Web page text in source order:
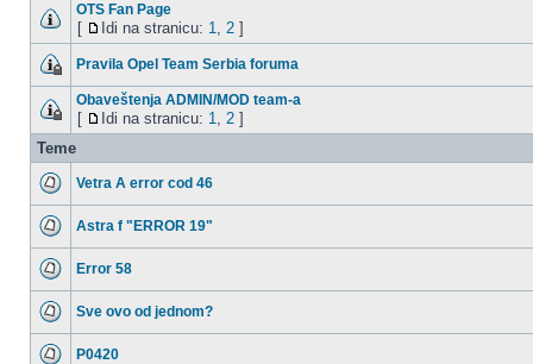
OTS Fan Page
[ Idi na stranicu: 1, 2 ]
Pravila Opel Team Serbia foruma
Obaveštenja ADMIN/MOD team-a
[ Idi na stranicu: 1, 2 ]
Teme
Vetra A error cod 46
Astra f "ERROR 19"
Error 58
Sve ovo od jednom?
P0420